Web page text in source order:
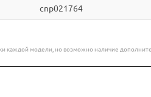
cnp021764
каждой модели, но возможно наличие